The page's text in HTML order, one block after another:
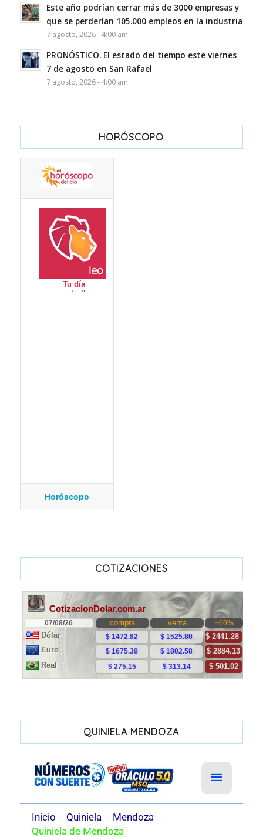
Este año podrían cerrar más de 3000 empresas y
que se perderían 105.000 empleos en la industria
7 agosto, 2026 - 4:00 am
PRONÓSTICO. El estado del tiempo este viernes
7 de agosto en San Rafael
7 agosto, 2026 - 4:00 am
HORÓSCOPO
Horóscopo
COTIZACIONES
QUINIELA MENDOZA